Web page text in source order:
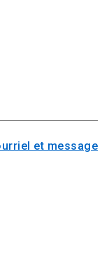
et message